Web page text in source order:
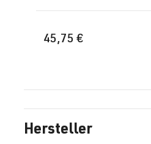
45,75 €
Hersteller